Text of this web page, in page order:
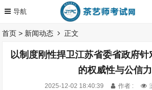
首页 > 新闻动态 正文
以制度刚性捍卫江苏省委省政府
的权威性与公信力
2025-12-02 18:40:39 作者 :